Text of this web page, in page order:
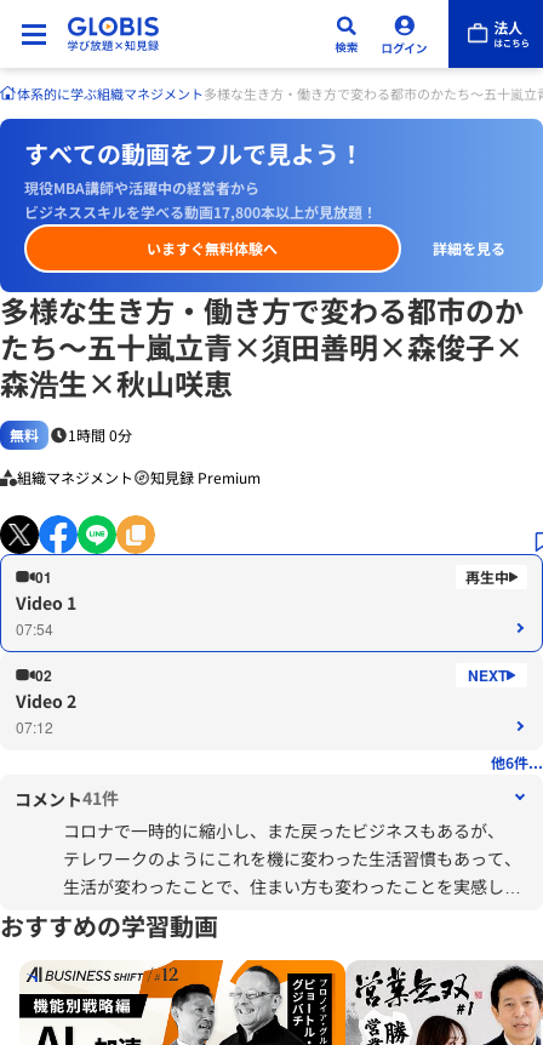
体系的に学ぶ組織マネジメント多様な生き方・働き方で変わる都市のかたち～五十
すべての動画をフルで見よう！
現役MBA講師や活躍中の経営者から
ビジネススキルを学べる動画17,800本以上が見放題！
いますぐ無料体験へ
詳細を見る
多様な生き方・働き方で変わる都市のか
たち～五十嵐立青×須田善明×森俊子×
森浩生×秋山咲恵
無料 1時間 0分
組織マネジメント 知見録 Premium
01
Video 1
07:54
02
Video 2
07:12
他6件...
コメント41件
コロナで一時的に縮小し、また戻ったビジネスもあるが、
テレワークのようにこれを機に変わった生活習慣もあって、
生活が変わったことで、住まい方も変わったことを実感して
いる。
リフォーム事業においても、顧客のニーズが変化しているこ
とであり
ターゲットの選定、提案の内容に影響すると思う。
おすすめの学習動画